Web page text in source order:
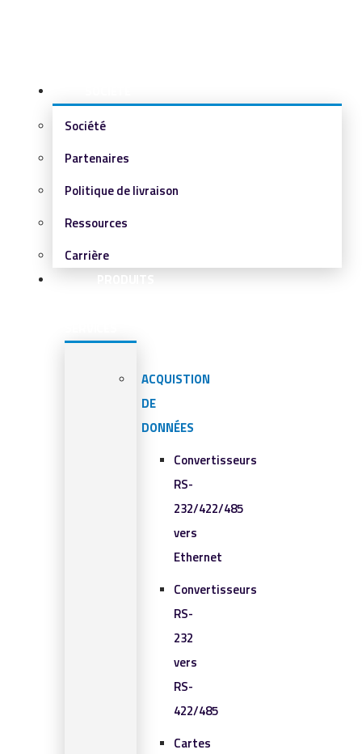
Société
Partenaires
Politique de livraison
Ressources
Carrière
PRODUITS
ACQUISTION
DE
DONNÉES
Convertisseurs
RS-
232/422/485
vers
Ethernet
Convertisseurs
RS-
232
vers
RS-
422/485
Cartes